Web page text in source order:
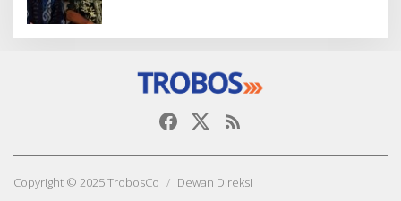
Copyright © 2025 TrobosCo Dewan Direksi